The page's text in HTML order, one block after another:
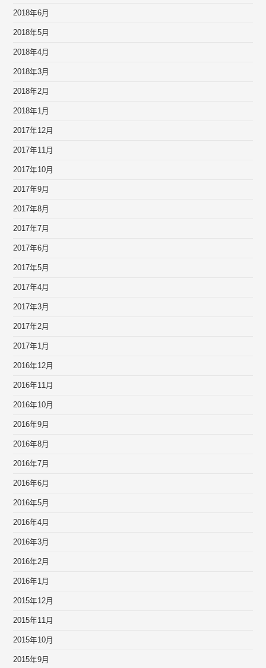
2018年6月
2018年5月
2018年4月
2018年3月
2018年2月
2018年1月
2017年12月
2017年11月
2017年10月
2017年9月
2017年8月
2017年7月
2017年6月
2017年5月
2017年4月
2017年3月
2017年2月
2017年1月
2016年12月
2016年11月
2016年10月
2016年9月
2016年8月
2016年7月
2016年6月
2016年5月
2016年4月
2016年3月
2016年2月
2016年1月
2015年12月
2015年11月
2015年10月
2015年9月